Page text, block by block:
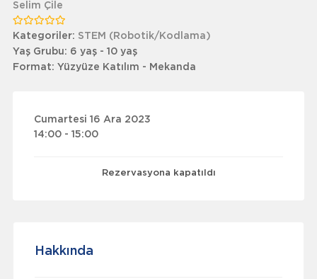
Selim Çile
Kategoriler: STEM (Robotik/Kodlama)
Yaş Grubu: 6 yaş - 10 yaş
Format: Yüzyüze Katılım - Mekanda
Cumartesi 16 Ara 2023
14:00 - 15:00
Rezervasyona kapatıldı
Hakkında